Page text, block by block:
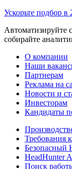
Ускорьте подбор в
Автоматизируйте
собирайте
О компании
Наши
Партнерам
Реклама на
Новости и
Инвесторам
Кандидаты
Требования
Безопасный
HeadHunter
Поиск